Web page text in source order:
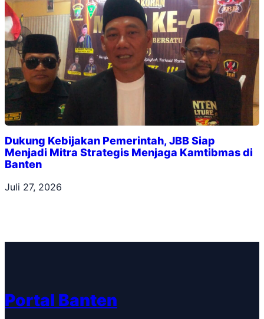
Dukung Kebijakan Pemerintah, JBB Siap
Menjadi Mitra Strategis Menjaga Kamtibmas di
Banten
Juli 27, 2026
Portal Banten